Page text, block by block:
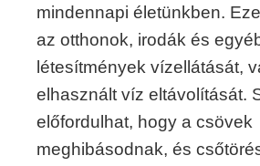
mindennapi életünkben.
az otthonok, irodák és
létesítmények vízellátását,
elhasznált víz eltávolítását.
előfordulhat, hogy a csövek
meghibásodnak, és